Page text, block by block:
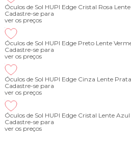
Óculos de Sol HUPI Edge Cristal Rosa
Cadastre-se para
ver os preços
Óculos de Sol HUPI Edge Preto Lente
Cadastre-se para
ver os preços
Óculos de Sol HUPI Edge Cinza Lente
Cadastre-se para
ver os preços
Óculos de Sol HUPI Edge Cristal Lente
Cadastre-se para
ver os preços